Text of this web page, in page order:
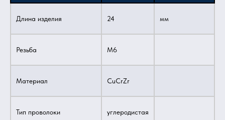
Длина изделия 24 мм
Резьба M6
Материал CuCrZr
Тип проволоки углеродистая